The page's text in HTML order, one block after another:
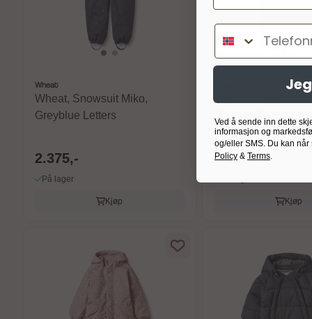
Wheat
Wheat, Snowsuit Miko,
Greyblue Letters
2.375,-
På lager
Kjøp
Wheat, Snowsuit
Thunder Sky
2.375,-
Kjøp
Ved å sende inn dette
informasjon og
og/eller SMS. Du kan når
Policy & Terms